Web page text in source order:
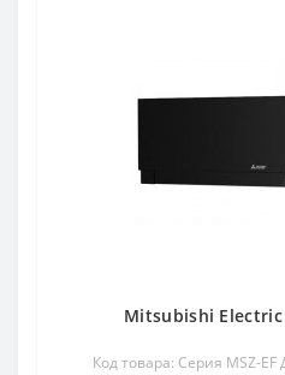
Mitsubishi Electric
Код товара: Серия MSZ-